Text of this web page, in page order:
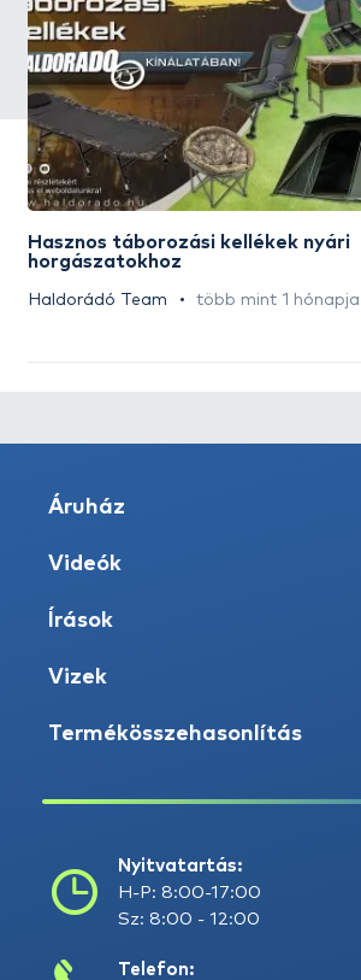
Hasznos táborozási kellékek nyári
horgászatokhoz
Haldorádó Team több mint 1 hónapja
Áruház
Videók
Írások
Vizek
Termékösszehasonlítás
Nyitvatartás:
H-P: 8:00-17:00
Sz: 8:00 - 12:00
Telefon: